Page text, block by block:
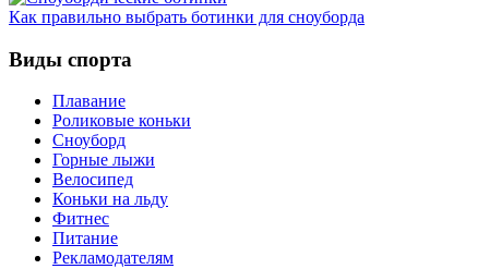
Как правильно выбрать ботинки для сноуборда
Виды спорта
Плавание
Роликовые коньки
Сноуборд
Горные лыжи
Велосипед
Коньки на льду
Фитнес
Питание
Рекламодателям